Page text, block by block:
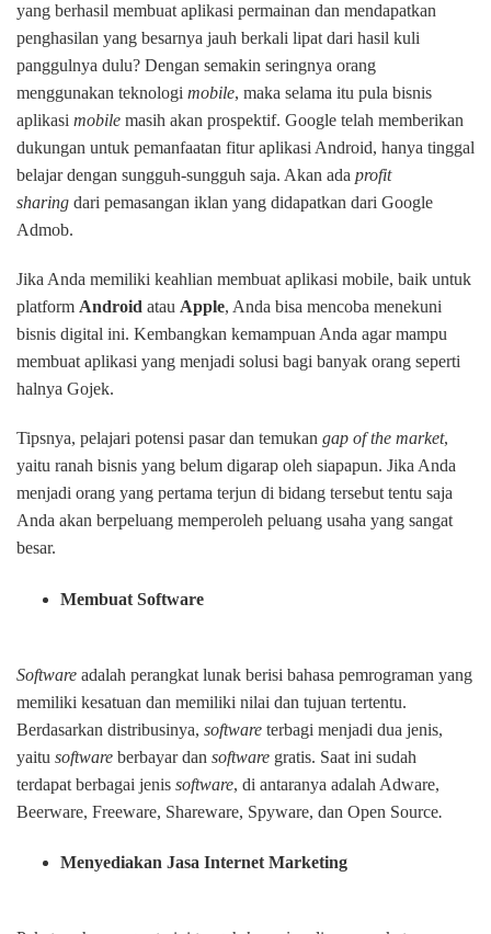
yang berhasil membuat aplikasi permainan dan mendapatkan
penghasilan yang besarnya jauh berkali lipat dari hasil kuli
panggulnya dulu? Dengan semakin seringnya orang
menggunakan teknologi mobile, maka selama itu pula bisnis
aplikasi mobile masih akan prospektif. Google telah memberikan
dukungan untuk pemanfaatan fitur aplikasi Android, hanya tinggal
belajar dengan sungguh-sungguh saja. Akan ada profit
sharing dari pemasangan iklan yang didapatkan dari Google
Admob.
Jika Anda memiliki keahlian membuat aplikasi mobile, baik untuk
platform Android atau Apple, Anda bisa mencoba menekuni
bisnis digital ini. Kembangkan kemampuan Anda agar mampu
membuat aplikasi yang menjadi solusi bagi banyak orang seperti
halnya Gojek.
Tipsnya, pelajari potensi pasar dan temukan gap of the market,
yaitu ranah bisnis yang belum digarap oleh siapapun. Jika Anda
menjadi orang yang pertama terjun di bidang tersebut tentu saja
Anda akan berpeluang memperoleh peluang usaha yang sangat
besar.
Membuat Software
Software adalah perangkat lunak berisi bahasa pemrograman yang
memiliki kesatuan dan memiliki nilai dan tujuan tertentu.
Berdasarkan distribusinya, software terbagi menjadi dua jenis,
yaitu software berbayar dan software gratis. Saat ini sudah
terdapat berbagai jenis software, di antaranya adalah Adware,
Beerware, Freeware, Shareware, Spyware, dan Open Source.
Menyediakan Jasa Internet Marketing